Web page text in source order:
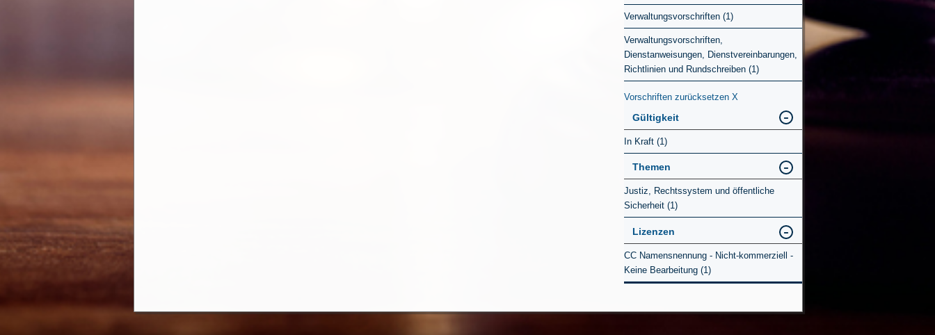
Verwaltungsvorschriften (1)
Verwaltungsvorschriften,
Dienstanweisungen, Dienstvereinbarungen,
Richtlinien und Rundschreiben (1)
Vorschriften zurücksetzen X
Gültigkeit
In Kraft (1)
Themen
Justiz, Rechtssystem und öffentliche
Sicherheit (1)
Lizenzen
CC Namensnennung - Nicht-kommerziell -
Keine Bearbeitung (1)